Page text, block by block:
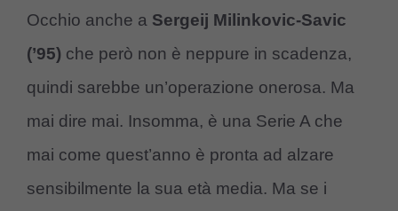
Occhio anche a Sergeij Milinkovic-Savic
(’95) che però non è neppure in scadenza,
quindi sarebbe un’operazione onerosa. Ma
mai dire mai. Insomma, è una Serie A che
mai come quest’anno è pronta ad alzare
sensibilmente la sua età media. Ma se i